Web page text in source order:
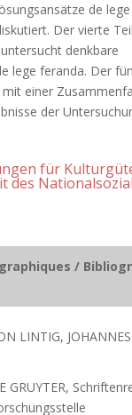
de
Der vierte
denkbare
lege feranda. Der
einer
der
für
des
/
LINTIG, JOHANNES
GRUYTER,